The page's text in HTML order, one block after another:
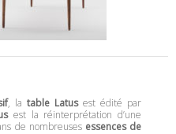
, la table Latusest édité par
est la réinterprétation d’une
de nombreuses essences de